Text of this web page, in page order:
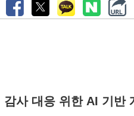
감사 대응 위한 AI 기반